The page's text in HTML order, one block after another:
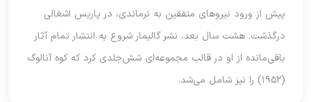
پیش از ورود نیروهای متفقین به نرماندی، در پاریس اشغالی
درگذشت. هشت سال بعد، نشر گالیمار شروع به انتشار تمام آثار
باقی‌مانده از او در قالب مجموعه‌ای شش‌جلدی کرد که کوه آنالوگ